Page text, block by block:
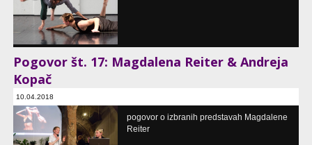
Pogovor št. 17: Magdalena Reiter & Andreja
Kopač
10.04.2018
serija pogovorov o koreografskih praksah
Pritličje, Ljubljana, SI
pogovor o izbranih predstavah Magdalene
Reiter